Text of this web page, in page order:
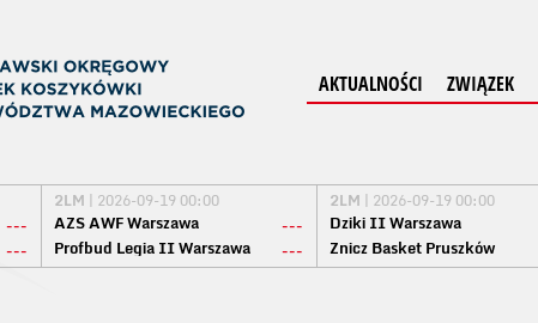
AKTUALNOŚCI ZWIĄZEK
---
---
2LM | 2026-09-19 00:00
AZS AWF Warszawa
---
Profbud Legia II Warszawa
---
2LM | 2026-09-19 00:00
Dziki II Warszawa
Znicz Basket Pruszków